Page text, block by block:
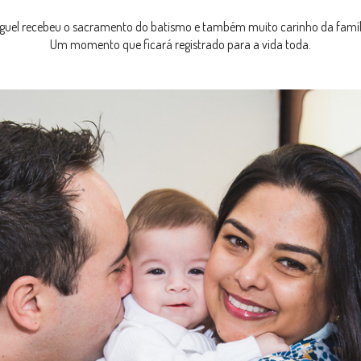
recebeu o sacramento do batismo e também muito carinho da
Um momento que ficará registrado para a vida toda.